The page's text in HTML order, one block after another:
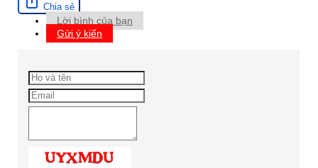
Chia sẻ
Lời bình của bạn
Gửi ý kiến